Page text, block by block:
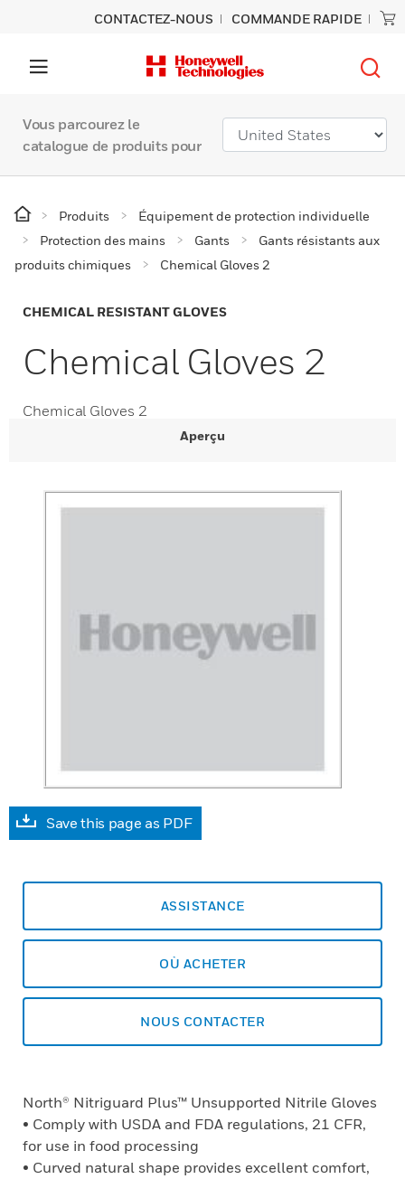
CONTACTEZ-NOUS COMMANDE RAPIDE
Vous parcourez le
catalogue de produits pour
Produits
Équipement de protection individuelle
Protection des mains
Gants
Gants résistants aux
produits chimiques
Chemical Gloves 2
CHEMICAL RESISTANT GLOVES
Chemical Gloves 2
Chemical Gloves 2
Aperçu
Save this page as PDF
ASSISTANCE
OÙ ACHETER
NOUS CONTACTER
North® Nitriguard Plus™ Unsupported Nitrile Gloves
• Comply with USDA and FDA regulations, 21 CFR,
for use in food processing
• Curved natural shape provides excellent comfort,